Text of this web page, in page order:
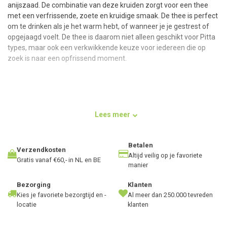
anijszaad. De combinatie van deze kruiden zorgt voor een thee
met een verfrissende, zoete en kruidige smaak. De thee is perfect
om te drinken als je het warm hebt, of wanneer je je gestrest of
opgejaagd voelt. De thee is daarom niet alleen geschikt voor Pitta
types, maar ook een verkwikkende keuze voor iedereen die op
zoek is naar een opfrissend moment.
Proef de heerlijke smaak van de verfrissende Pitta thee, een
voegt een lichtzoete en frisse smaak toe. Pepermunt geeft een
fris en kruidig accent, terwijl anijszaad een vleugje zoetheid en
warmte brengt. De thee heeft een lichtgele kleur en is een heerlijk
Lees meer
Verzendkosten
Gratis vanaf €60,- in NL en BE
Betalen
Altijd veilig op je favoriete
manier
Bezorging
Kies je favoriete bezorgtijd en -
locatie
Klanten
Al meer dan 250.000 tevreden
klanten